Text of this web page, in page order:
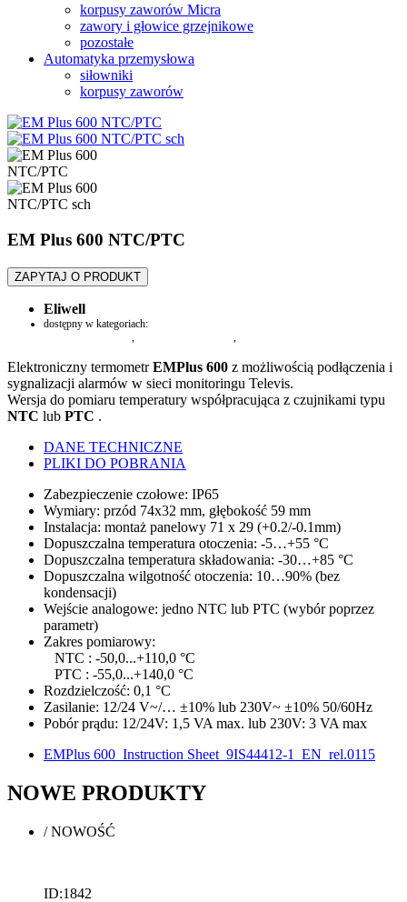
korpusy zaworów Micra
zawory i głowice grzejnikowe
pozostałe
Automatyka przemysłowa
siłowniki
korpusy zaworów
EM Plus 600 NTC/PTC
ZAPYTAJ O PRODUKT
Eliwell
dostępny w kategoriach:
Elektroniczny termometrEMPlus 600 z możliwością podłączenia i
sygnalizacji alarmów w sieci monitoringu Televis.
Wersja do pomiaru temperatury współpracująca z czujnikami typu
NTC lub PTC .
DANE TECHNICZNE
PLIKI DO POBRANIA
Zabezpieczenie czołowe: IP65
Wymiary: przód 74x32 mm, głębokość 59 mm
Instalacja: montaż panelowy 71 x 29 (+0.2/-0.1mm)
Dopuszczalna temperatura otoczenia: -5‪…+55 °C
Dopuszczalna temperatura składowania: -30‪…+85 °C
Dopuszczalna wilgotność otoczenia: 10‪…90% (bez
kondensacji)
Wejście analogowe: jedno NTC lub PTC (wybór poprzez
parametr)
Zakres pomiarowy:
NTC : -50,0...+110,0 °C
PTC : -55,0...+140,0 °C
Rozdzielczość: 0,1 °C
Zasilanie: 12/24 V~/… ±10% lub 230V~ ±10% 50/60Hz
Pobór prądu: 12/24V: 1,5 VA max. lub 230V: 3 VA max
EMPlus 600_Instruction Sheet_9IS44412-1_EN_rel.0115
NOWE PRODUKTY
/NOWOŚĆ
ID:1842